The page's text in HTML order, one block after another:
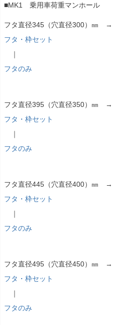
■MK1 乗用車荷重マンホール
フタ直径345（穴直径300）㎜ →
フタ・枠セット
｜
フタのみ
フタ直径395（穴直径350）㎜ →
フタ・枠セット
｜
フタのみ
フタ直径445（穴直径400）㎜ →
フタ・枠セット
｜
フタのみ
フタ直径495（穴直径450）㎜ →
フタ・枠セット
｜
フタのみ